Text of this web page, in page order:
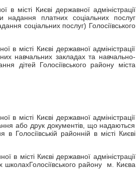
місті Києві державної адміністрації
платних соціальних послуг
соціальних послуг) Голосіївського
в місті Києві державної адміністрації
навчальних закладах та навчально-
дітей Голосіївського району міста
в місті Києві державної адміністрації
або друк документів, що надаються
районній в місті Києві
в місті Києві державної адміністрації
району м. Києва